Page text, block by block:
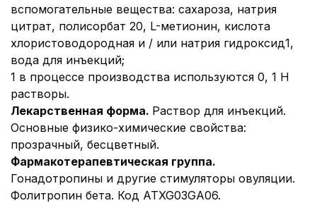
вспомогательные вещества: сахароза, натрия
цитрат, полисорбат 20, L-метионин, кислота
хлористоводородная и / или натрия гидроксид1,
вода для инъекций;
1 в процессе производства используются 0, 1 Н
растворы.
Лекарственная форма. Раствор для инъекций.
Основные физико-химические свойства:
прозрачный, бесцветный.
Фармакотерапевтическая группа.
Гонадотропины и другие стимуляторы овуляции.
Фолитропин бета. Код АТXG03GA06.